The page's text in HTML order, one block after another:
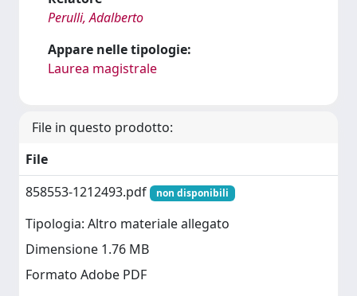
Perulli, Adalberto
Appare nelle tipologie:
Laurea magistrale
File in questo prodotto:
File
858553-1212493.pdf
non disponibili
Tipologia: Altro materiale allegato
Dimensione 1.76 MB
Formato Adobe PDF